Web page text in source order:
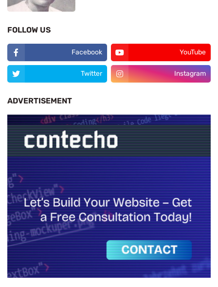
FOLLOW US
Facebook YouTube
Twitter Instagram
ADVERTISEMENT